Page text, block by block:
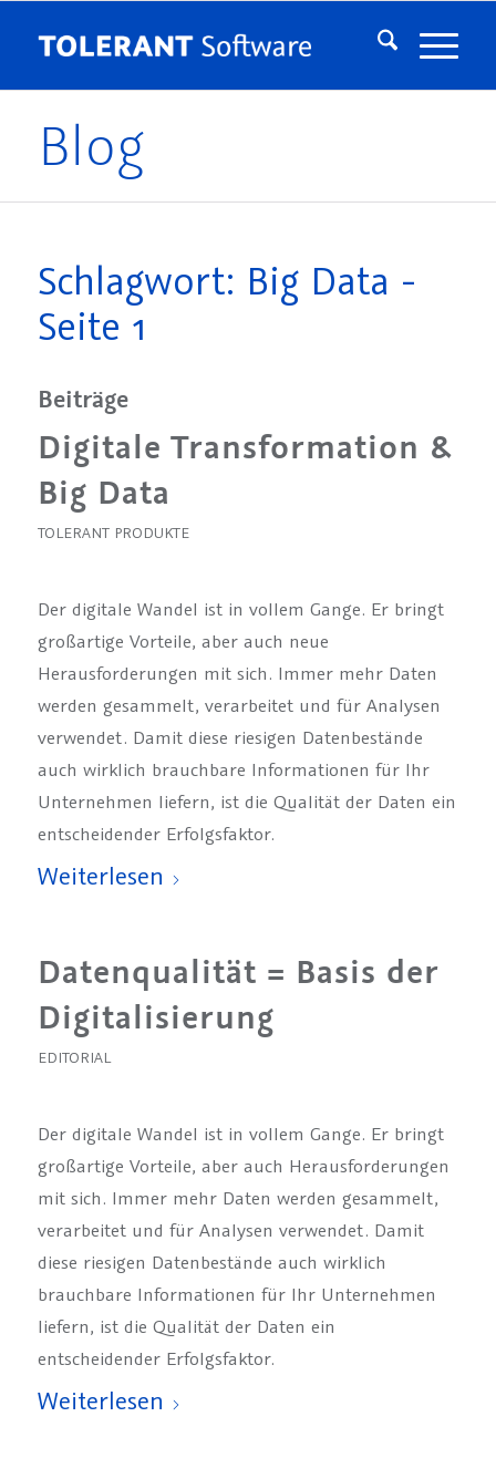
Blog
Schlagwort: Big Data -
Seite 1
Beiträge
Digitale Transformation &
Big Data
TOLERANT PRODUKTE
Der digitale Wandel ist in vollem Gange. Er bringt
großartige Vorteile, aber auch neue
Herausforderungen mit sich. Immer mehr Daten
werden gesammelt, verarbeitet und für Analysen
verwendet. Damit diese riesigen Datenbestände
auch wirklich brauchbare Informationen für Ihr
Unternehmen liefern, ist die Qualität der Daten ein
entscheidender Erfolgsfaktor.
Weiterlesen
Datenqualität = Basis der
Digitalisierung
EDITORIAL
Der digitale Wandel ist in vollem Gange. Er bringt
großartige Vorteile, aber auch Herausforderungen
mit sich. Immer mehr Daten werden gesammelt,
verarbeitet und für Analysen verwendet. Damit
diese riesigen Datenbestände auch wirklich
brauchbare Informationen für Ihr Unternehmen
liefern, ist die Qualität der Daten ein
entscheidender Erfolgsfaktor.
Weiterlesen